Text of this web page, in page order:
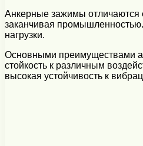
Анкерные зажимы отличаются
заканчивая
нагрузки.
Основными преимуществами
стойкость к различным
высокая устойчивость к